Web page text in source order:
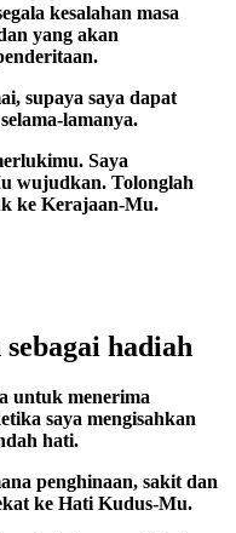
kesalahan masa
yang akan
supaya saya dapat
lamanya.
Saya
wujudkan. Tolonglah
ke Kerajaan-Mu.
hadiah
untuk menerima
saya mengisahkan
hati.
penghinaan, sakit dan
ke Hati Kudus-Mu.